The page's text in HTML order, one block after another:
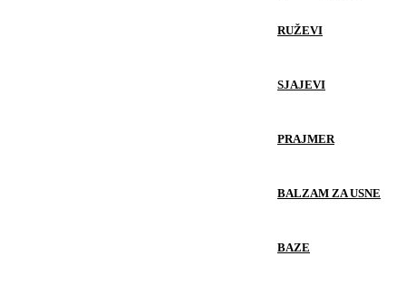
RUŽEVI
SJAJEVI
PRAJMER
BALZAM ZA USNE
BAZE